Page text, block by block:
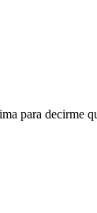
para decirme